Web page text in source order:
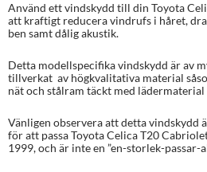
Använd ett vindskydd till din Toyota
att kraftigt reducera vindrufs i håret,
ben samt dålig akustik.
Detta modellspecifika vindskydd är av
tillverkat av högkvalitativa material
nät och stålram täckt med
Vänligen observera att detta vindskydd
för att passa Toyota Celica T20
1999, och är inte en ”en-storlek-passar-